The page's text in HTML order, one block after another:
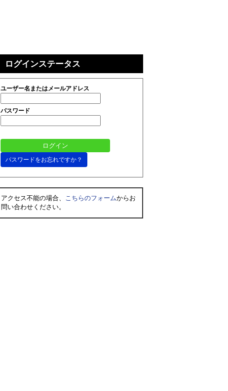
ログインステータス
ユーザー名またはメールアドレス
パスワード
パスワードをお忘れですか？
アクセス不能の場合、 こちらのフォームからお
問い合わせください。